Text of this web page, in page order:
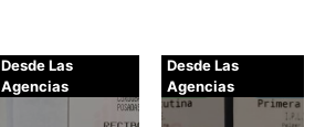
Desde Las
Agencias
Desde Las
Agencias